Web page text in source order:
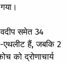
समेत 34
एथलीट हैं, जबकि 2
को द्रोणाचार्य